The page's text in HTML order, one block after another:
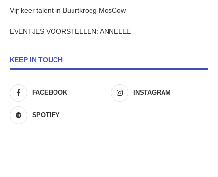
Vijf keer talent in Buurtkroeg MosCow
EVENTJES VOORSTELLEN: ANNELEE
KEEP IN TOUCH
FACEBOOK INSTAGRAM
SPOTIFY